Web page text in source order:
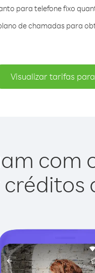
para telefone fixo
de chamadas para
Visualizar tarifas
com